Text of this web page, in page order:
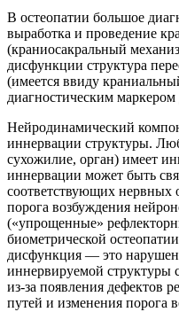
В остеопатии большое
выработка и проведение
(краниосакральный
дисфункции структура
(имеется ввиду
диагностическим
Нейродинамический
иннервации структуры.
сухожилие, орган) имеет
иннервации может быть
соответствующих нервных
порога возбуждения
(«упрощенные»
биометрической
дисфункция — это
иннервируемой структуры
из-за появления дефектов
путей и изменения порога